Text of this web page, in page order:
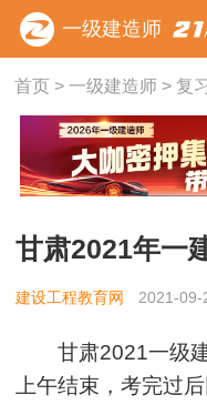
一级建造师
首页> 一级建造师> 复
甘肃2021年一
建设工程教育网 2021-09-
甘肃2021一级
上午结束，考完过